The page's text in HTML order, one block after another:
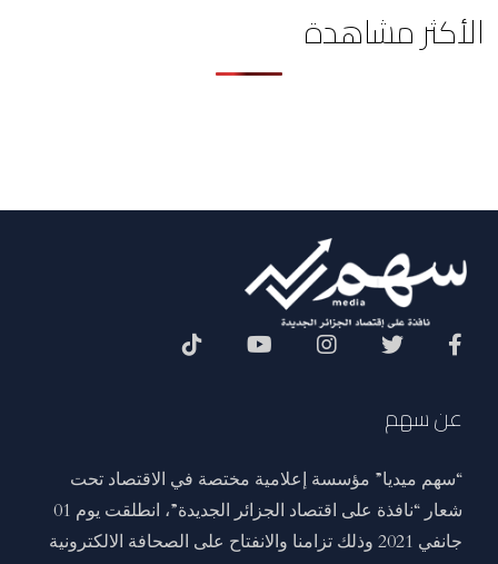
الأكثر مشاهدة
عن سهم
“سهم ميديا” مؤسسة إعلامية مختصة في الاقتصاد تحت
شعار “نافذة على اقتصاد الجزائر الجديدة”، انطلقت يوم 01
جانفي 2021 وذلك تزامنا والانفتاح على الصحافة الالكترونية